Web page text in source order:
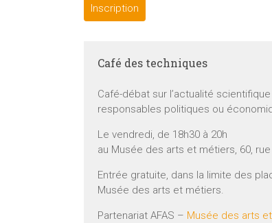
Inscription
Café des techniques
Café-débat sur l’actualité
responsables politiques ou
Le vendredi, de 18h30 à 20h
au Musée des arts et métiers, 60, rue
Entrée gratuite, dans la limite des
Musée des arts et métiers.
Partenariat AFAS – Musée des arts